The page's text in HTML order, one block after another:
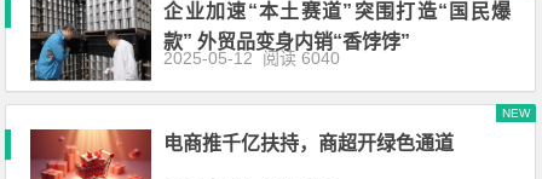
企业加速“本土赛道”突围打造“国民爆
款” 外贸品变身内销“香饽饽”
2025-05-12 阅读 6040
电商推千亿扶持，商超开绿色通道
NEW